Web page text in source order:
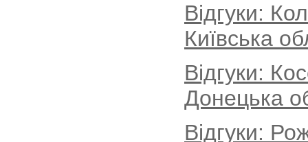
Відгуки:
Київська
Відгуки:
Донецька
Відгуки: